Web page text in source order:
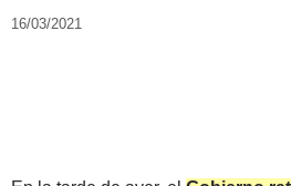
16/03/2021